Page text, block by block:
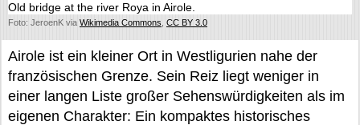
Old bridge at the river Roya in Airole.
Foto: JeroenK via Wikimedia Commons CC BY 3.0
Airole ist ein kleiner Ort in Westligurien nahe der
französischen Grenze. Sein Reiz liegt weniger in
einer langen Liste großer Sehenswürdigkeiten als im
eigenen Charakter: Ein kompaktes historisches